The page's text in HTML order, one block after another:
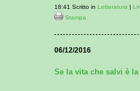
18:41 Scritto in Letteratura |
Stampa
06/12/2016
Se la vita che salvi è la